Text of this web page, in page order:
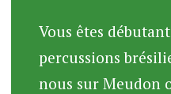
Vous êtes
percussions
nous sur Meudon